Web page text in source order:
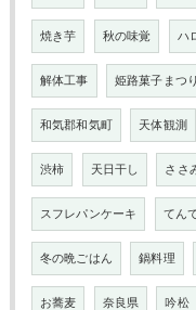
焼き芋 秋の味覚 ハ
解体工事 姫路菓子まつり
和気郡和気町 天体観測
渋柿 天日干し ささ
スフレパンケーキ てん
冬の晩ごはん 鍋料理
お蕎麦 奈良県 吟松